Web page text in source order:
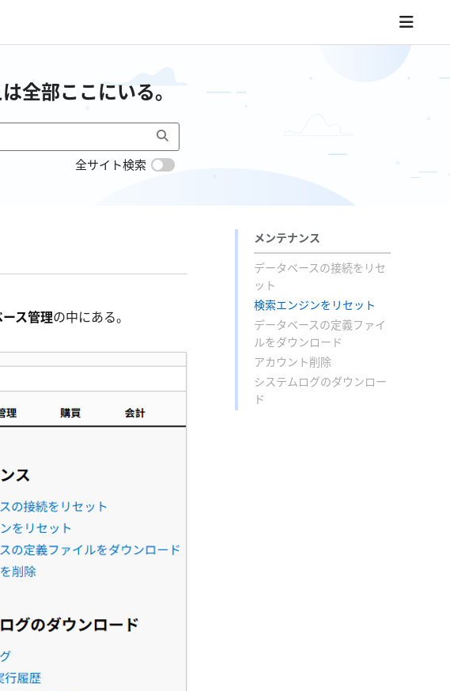
全部ここにいる。
全サイト検索
メンテナンス
データベースの接続をリセ
ット
検索エンジンをリセット
データベースの定義ファイ
ルをダウンロード
アカウント削除
システムログのダウンロー
ド
ス管理の中にある。